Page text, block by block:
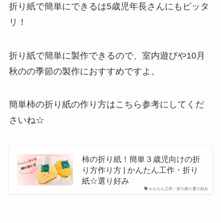
折り紙で簡単にできるは5歳児年長さんにもピッタ
リ！
折り紙で簡単に製作できるので、室内遊びや10月
秋のの季節の製作におすすめですよ。
簡単柿の折り紙の作り方はこちら参考にしてくだ
さいね☆
かんたん工作・折り紙☆選り好み
柿の折り紙！簡単３歳児向けの折
り方作り方 | かんたん工作・折り
紙☆選り好み